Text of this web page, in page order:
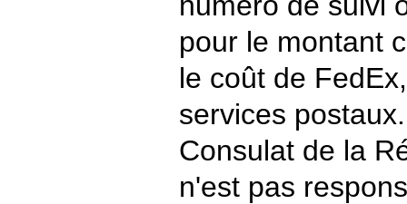
pour le montant
le coût de
services
Consulat de la
n'est pas